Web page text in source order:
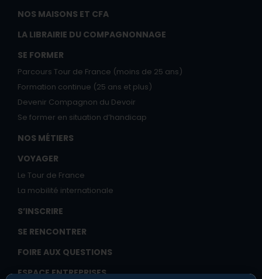
NOS MAISONS ET CFA
LA LIBRAIRIE DU COMPAGNONNAGE
SE FORMER
Parcours Tour de France (moins de 25 ans)
Formation continue (25 ans et plus)
Devenir Compagnon du Devoir
Se former en situation d’handicap
NOS MÉTIERS
VOYAGER
Le Tour de France
La mobilité internationale
S’INSCRIRE
SE RENCONTRER
FOIRE AUX QUESTIONS
ESPACE ENTREPRISES